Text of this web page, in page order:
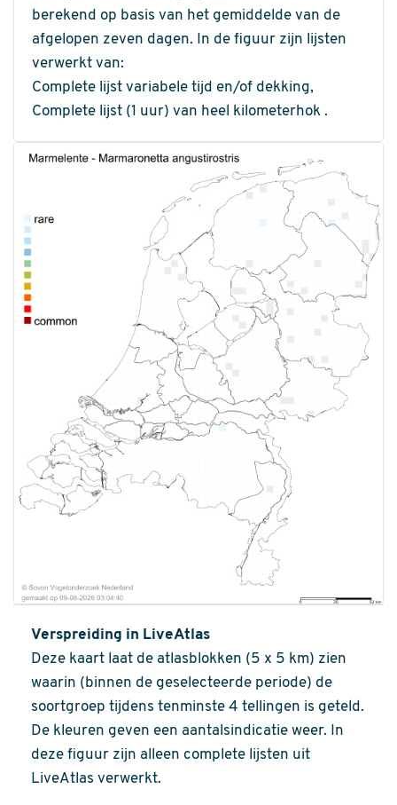
berekend op basis van het gemiddelde van de
afgelopen zeven dagen. In de figuur zijn lijsten
verwerkt van:
Complete lijst variabele tijd en/of dekking,
Complete lijst (1 uur) van heel kilometerhok .
Verspreiding in LiveAtlas
Deze kaart laat de atlasblokken (5 x 5 km) zien
waarin (binnen de geselecteerde periode) de
soortgroep tijdens tenminste 4 tellingen is geteld.
De kleuren geven een aantalsindicatie weer. In
deze figuur zijn alleen complete lijsten uit
LiveAtlas verwerkt.